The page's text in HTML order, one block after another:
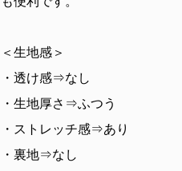
＜生地感＞
・透け感⇒なし
・生地厚さ⇒ふつう
・ストレッチ感⇒あり
・裏地⇒なし